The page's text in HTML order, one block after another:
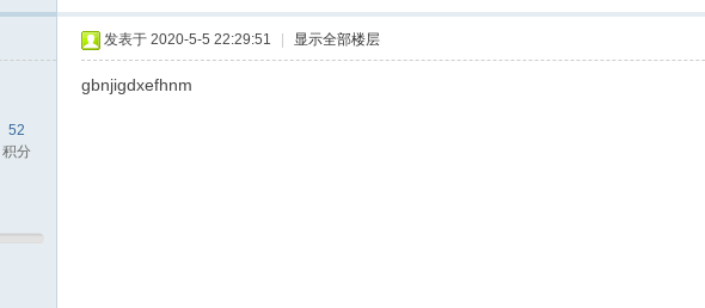
52
积分
发表于 2020-5-5 22:29:51 显示全部楼层
gbnjigdxefhnm